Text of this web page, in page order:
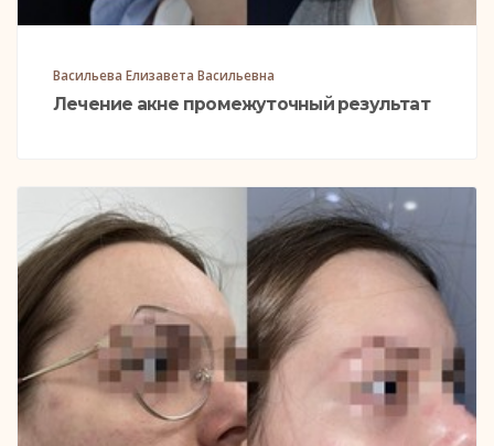
Васильева Елизавета Васильевна
Лечение акне промежуточный результат